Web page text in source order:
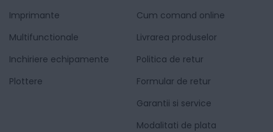
Imprimante
Multifunctionale
Inchiriere echipamente
Plottere
Cum comand online
Livrarea produselor
Politica de retur
Formular de retur
Garantii si service
Modalitati de plata